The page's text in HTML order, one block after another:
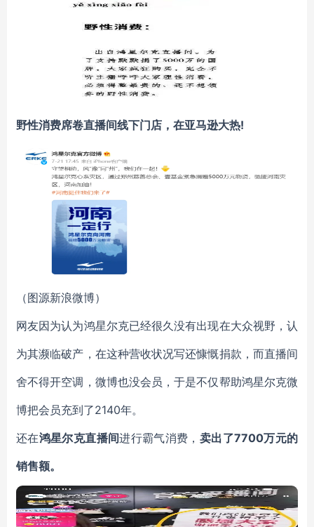
野性消费席卷直播间线下门店，在亚马逊大热!
（图源新浪微博）
网友因为认为鸿星尔克已经很久没有出现在大众视野，认
为其濒临破产，在这种营收状况写还慷慨捐款，而直播间
舍不得开空调，微博也没会员，于是不仅帮助鸿星尔克微
博把会员充到了2140年。
还在鸿星尔克直播间进行霸气消费， 卖出了7700万元的
销售额。